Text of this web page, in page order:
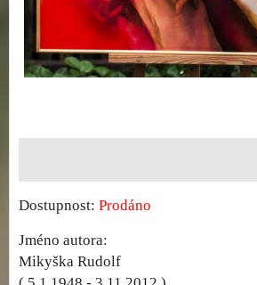
Dostupnost: Prodáno
Jméno autora:
Mikyška Rudolf